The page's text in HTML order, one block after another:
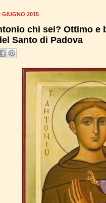
GIUGNO 2015
chi sei? Ottimo e
Santo di Padova